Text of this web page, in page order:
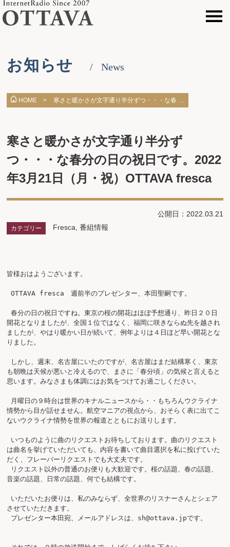
お知らせ News
HOME > 寒さと暖かさが文字通り半分ずつ・・・な春 …
寒さと暖かさが文字通り半分ず
つ・・・な春分の日の祝日です。2022
年3月21日（月・祝）OTTAVA fresca
公開日：2022.03.21
カテゴリー Fresca ,番組情報
皆様おはようございます。
OTTAVA fresca　週前半のプレゼンター、本田聖嗣です。
春分の日の祝日ですね。東京の桜の開花はほぼ予想通り、昨日２０日
開花となりましたが、全国１位ではなく、福岡に咲きならぬ先を越され
ましたが、やはり暖かい日が続いて、例年よりは４日ほど早い開花とな
りました。
も朝晩は天候が悪いと冷えるので、まさに「春分頃」の気候と言えると
思います。みなさまも体調にはお気をつけてお過ごしください。
情勢から目が話せません。航空マニアの視点から、おそらく表に出てこ
ないウクライナ情勢を世界の報道とともにお送りします。
は曲名を挙げていただいても、内容を書いて曲目選択を私に投げていた
だく、フレーバーリクエストでも大丈夫です。
音楽の話題、日常の話題、何でも結構です。
させていただきます。
プレゼンター本田宛、メールアドレスは、 sh@ottava.jpです。